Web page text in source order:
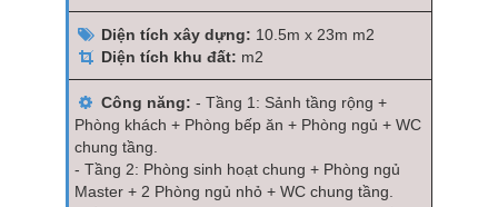
Diện tích xây dựng: 10.5m x 23m m2
Diện tích khu đất: m2
Công năng: - Tầng 1: Sảnh tầng rộng +
Phòng khách + Phòng bếp ăn + Phòng ngủ + WC
chung tầng.
- Tầng 2: Phòng sinh hoạt chung + Phòng ngủ
Master + 2 Phòng ngủ nhỏ + WC chung tầng.